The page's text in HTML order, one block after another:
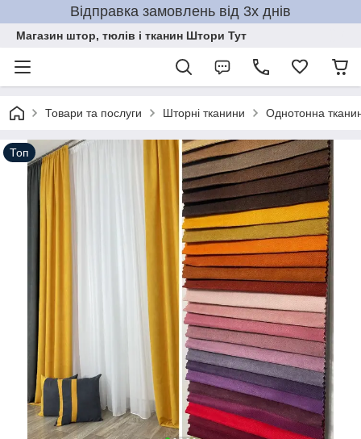
Відправка замовлень від 3х днів
Магазин штор, тюлів і тканин Штори Тут
Товари та послуги Шторні тканини Однотонна
Топ